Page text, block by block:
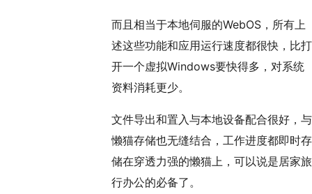
而且相当于本地伺服的WebOS，所有上
述这些功能和应用运行速度都很快，比打
开一个虚拟Windows要快得多，对系统
资料消耗更少。
文件导出和置入与本地设备配合很好，与
懒猫存储也无缝结合，工作进度都即时存
储在穿透力强的懒猫上，可以说是居家旅
行办公的必备了。